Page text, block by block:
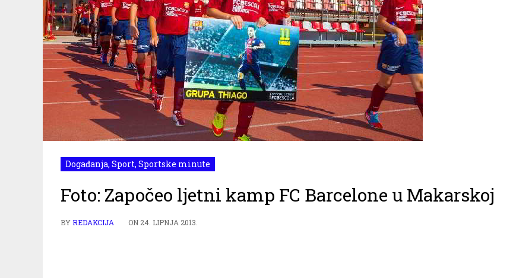
Događanja, Sport, Sportske minute
Foto: Započeo ljetni kamp FC Barcelone u Makarskoj
BYREDAKCIJA ON 24. LIPNJA 2013.